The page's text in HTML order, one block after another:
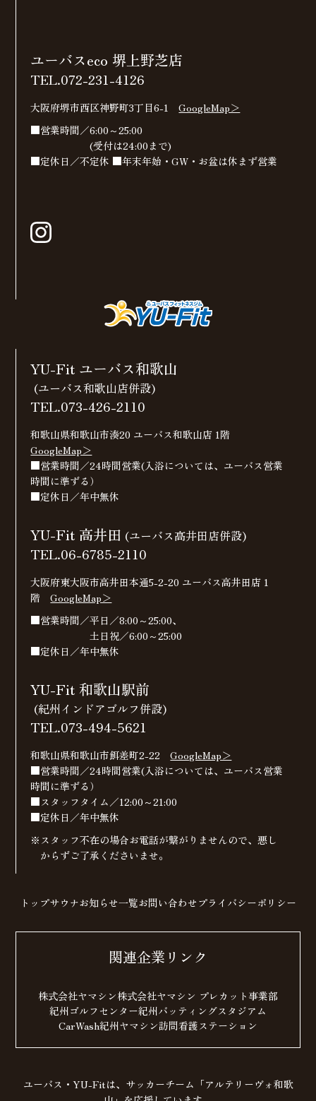
ユーバスeco 堺上野芝店
TEL.072-231-4126
大阪府堺市西区神野町3丁目6-1GoogleMap＞
■営業時間／6:00～25:00
(受付は24:00まで)
■定休日／不定休 ■年末年始・GW・お盆は休まず営業
YU-Fit ユーバス和歌山
(ユーバス和歌山店併設)
TEL.073-426-2110
和歌山県和歌山市湊20 ユーバス和歌山店 1階
GoogleMap＞
■営業時間／24時間営業(入浴については、ユーバス営業
時間に準ずる）
■定休日／年中無休
YU-Fit 高井田 (ユーバス高井田店併設)
TEL.06-6785-2110
大阪府東大阪市高井田本通5-2-20 ユーバス高井田店 1
階GoogleMap＞
■営業時間／平日／8:00～25:00、
土日祝／6:00～25:00
■定休日／年中無休
YU-Fit 和歌山駅前
(紀州インドアゴルフ併設)
TEL.073-494-5621
和歌山県和歌山市餌差町2-22GoogleMap＞
■営業時間／24時間営業(入浴については、ユーバス営業
時間に準ずる）
■スタッフタイム／12:00～21:00
■定休日／年中無休
※スタッフ不在の場合お電話が繋がりませんので、悪し
からずご了承くださいませ。
トップサウナお知らせ一覧お問い合わせプライバシーポリシー
関連企業リンク
株式会社ヤマシン株式会社ヤマシン プレカット事業部
紀州ゴルフセンター紀州バッティングスタジアム
CarWash紀州ヤマシン訪問看護ステーション
ユーバス・YU-Fitは、サッカーチーム「アルテリーヴォ和歌